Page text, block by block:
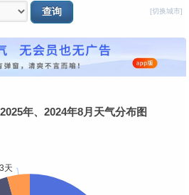
[切换城市]
年、2024年8月天气分布图